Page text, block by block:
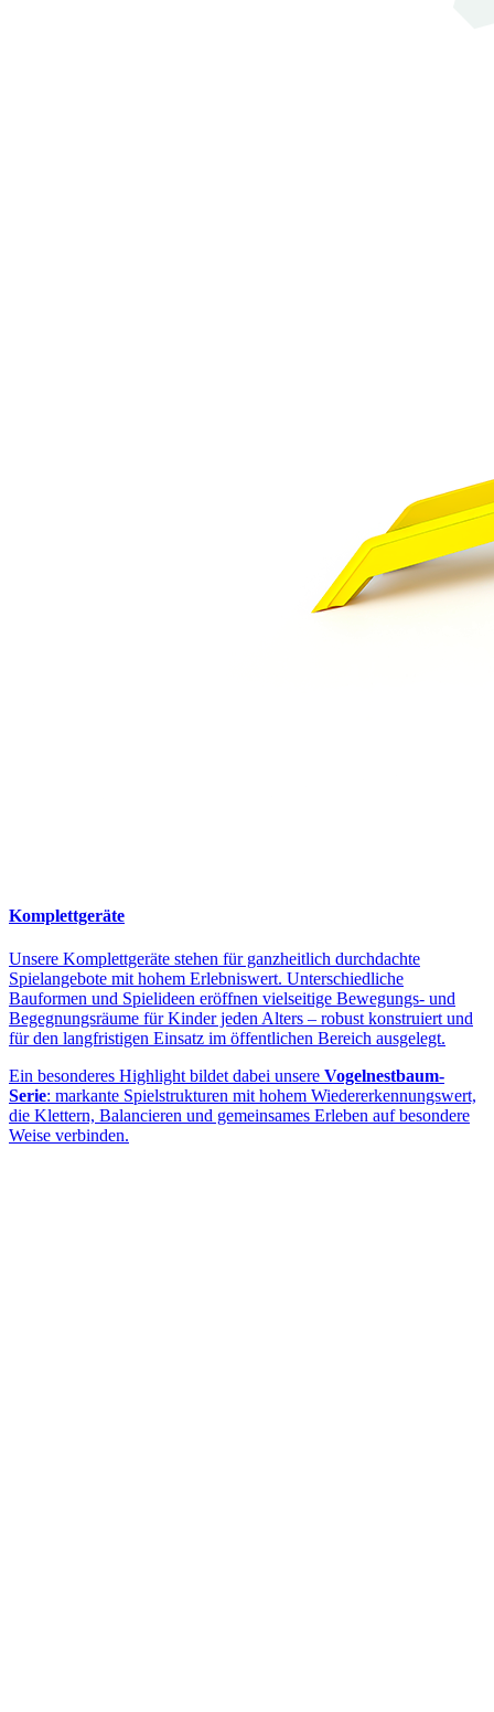
Komplettgeräte
Unsere Komplettgeräte stehen für ganzheitlich durchdachte
Spielangebote mit hohem Erlebniswert. Unterschiedliche
Bauformen und Spielideen eröffnen vielseitige Bewegungs- und
Begegnungsräume für Kinder jeden Alters – robust konstruiert und
für den langfristigen Einsatz im öffentlichen Bereich ausgelegt.
Ein besonderes Highlight bildet dabei unsere Vogelnestbaum-
Serie: markante Spielstrukturen mit hohem Wiedererkennungswert,
die Klettern, Balancieren und gemeinsames Erleben auf besondere
Weise verbinden.